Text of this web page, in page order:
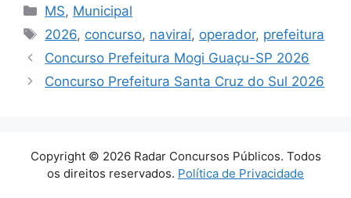
Categorias
MS, Municipal
Tags
2026, concurso, naviraí, operador, prefeitura
Concurso Prefeitura Mogi Guaçu-SP 2026
Concurso Prefeitura Santa Cruz do Sul 2026
Copyright © 2026 Radar Concursos Públicos. Todos
os direitos reservados. Política de Privacidade